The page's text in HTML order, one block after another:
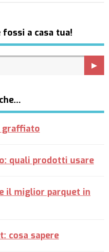
fossi a casa tua!
graffiato
quali prodotti usare
il miglior parquet in
cosa sapere